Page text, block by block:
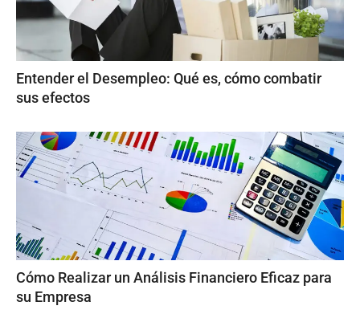
Entender el Desempleo: Qué es, cómo combatir
sus efectos
Cómo Realizar un Análisis Financiero Eficaz para
su Empresa